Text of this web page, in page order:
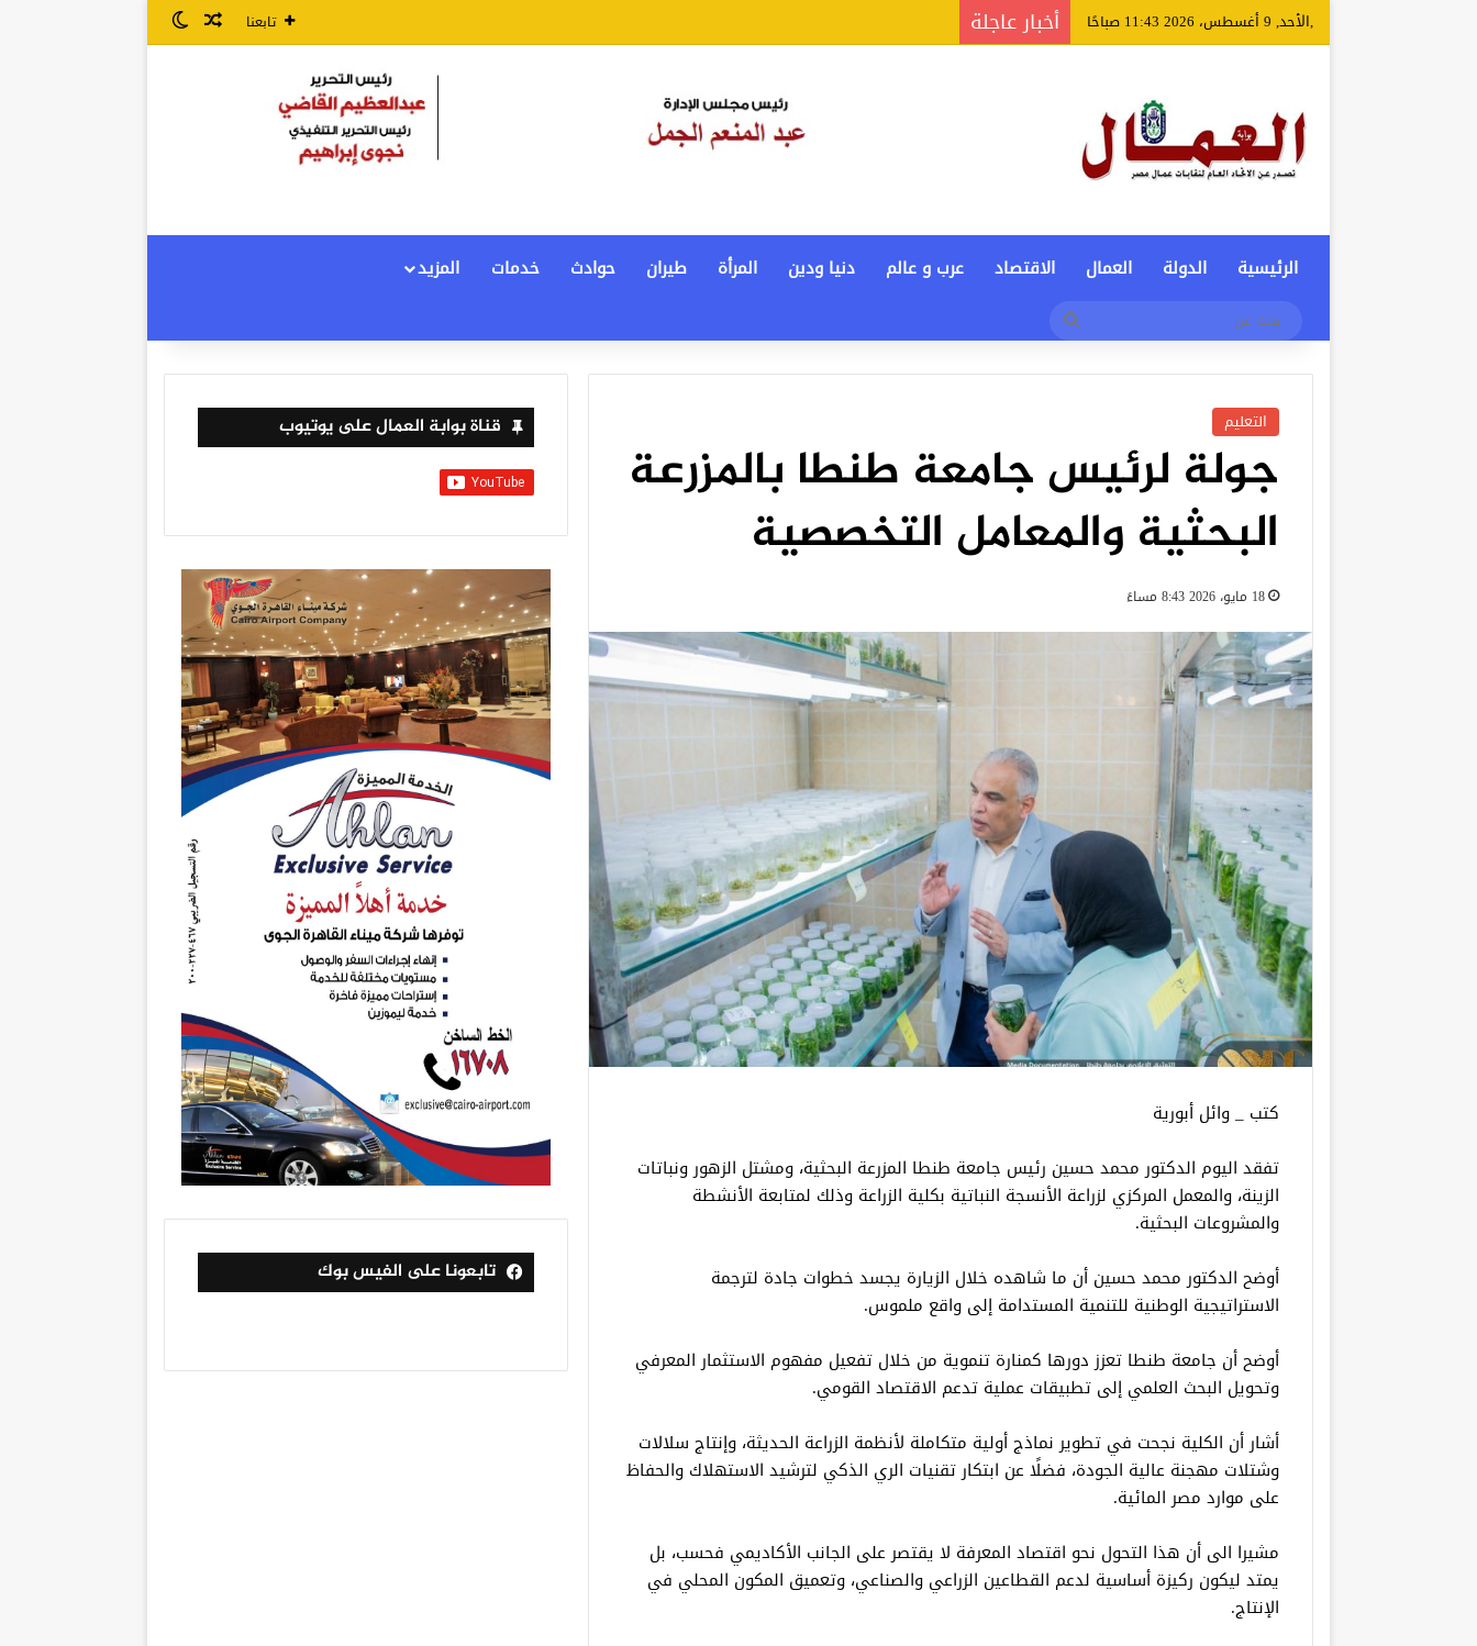
,الأحد, 9 أغسطس، 2026 11:43 صباحًا أخبار عاجلة تابعنا مقال عشوائي
الوضع المظلم
الرئيسية الدولة العمال الاقتصاد عرب و عالم دنيا ودين المرأة طيران حوادث خدمات
المزيد
التعليم
جولة لرئيس جامعة طنطا بالمزرعة
البحثية والمعامل التخصصية
18 مايو، 2026 8:43 مساءً
كتب _ وائل أبورية
تفقد اليوم الدكتور محمد حسين رئيس جامعة طنطا المزرعة البحثية، ومشتل الزهور ونباتات
الزينة، والمعمل المركزي لزراعة الأنسجة النباتية بكلية الزراعة وذلك لمتابعة الأنشطة
والمشروعات البحثية.
أوضح الدكتور محمد حسين أن ما شاهده خلال الزيارة يجسد خطوات جادة لترجمة
الاستراتيجية الوطنية للتنمية المستدامة إلى واقع ملموس.
أوضح أن جامعة طنطا تعزز دورها كمنارة تنموية من خلال تفعيل مفهوم الاستثمار المعرفي
وتحويل البحث العلمي إلى تطبيقات عملية تدعم الاقتصاد القومي.
أشار أن الكلية نجحت في تطوير نماذج أولية متكاملة لأنظمة الزراعة الحديثة، وإنتاج سلالات
وشتلات مهجنة عالية الجودة، فضلًا عن ابتكار تقنيات الري الذكي لترشيد الاستهلاك والحفاظ
على موارد مصر المائية.
مشيرا الى أن هذا التحول نحو اقتصاد المعرفة لا يقتصر على الجانب الأكاديمي فحسب، بل
يمتد ليكون ركيزة أساسية لدعم القطاعين الزراعي والصناعي، وتعميق المكون المحلي في
الإنتاج.
قناة بوابة العمال على يوتيوب
تابعونا على الفيس بوك